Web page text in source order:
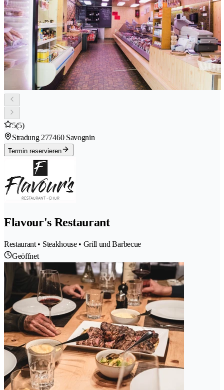
5(5)
Stradung 277460 Savognin
Termin reservieren
Flavour's Restaurant
Restaurant • Steakhouse • Grill und Barbecue
Geöffnet